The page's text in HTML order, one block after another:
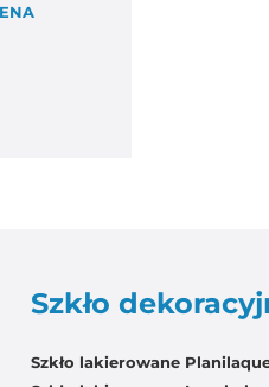
Szkło
Szkło lakierowane